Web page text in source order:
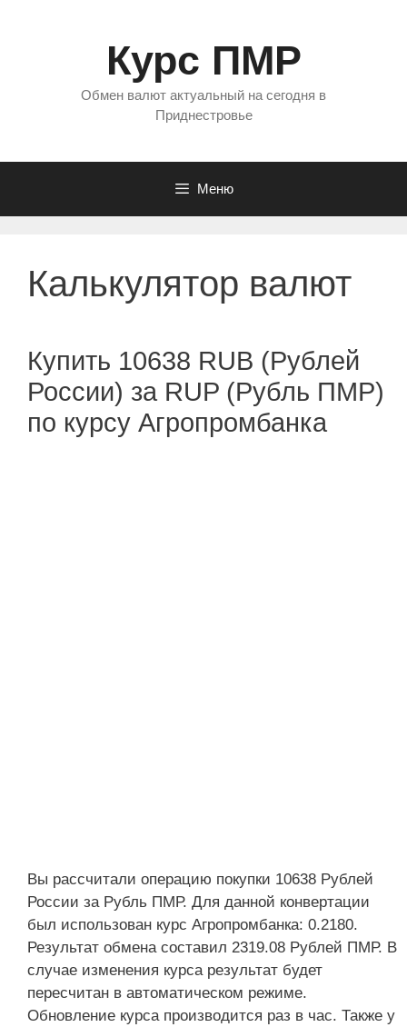
Курс ПМР
Обмен валют актуальный на сегодня в
Приднестровье
Меню
Калькулятор валют
Купить 10638 RUB (Рублей
России) за RUP (Рубль ПМР)
по курсу Агропромбанка
Вы рассчитали операцию покупки 10638 Рублей
России за Рубль ПМР. Для данной конвертации
был использован курс Агропромбанка: 0.2180.
Результат обмена составил 2319.08 Рублей ПМР. В
случае изменения курса результат будет
пересчитан в автоматическом режиме.
Обновление курса производится раз в час. Также у